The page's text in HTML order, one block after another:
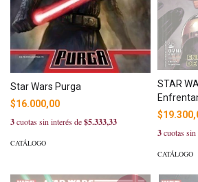
Star Wars Purga
$16.000,00
3cuotas sin interés de$5.333,33
CATÁLOGO
STAR
3cuotas
CATÁLOGO